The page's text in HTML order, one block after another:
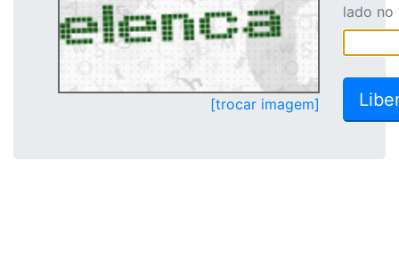
[trocar imagem]
lado no